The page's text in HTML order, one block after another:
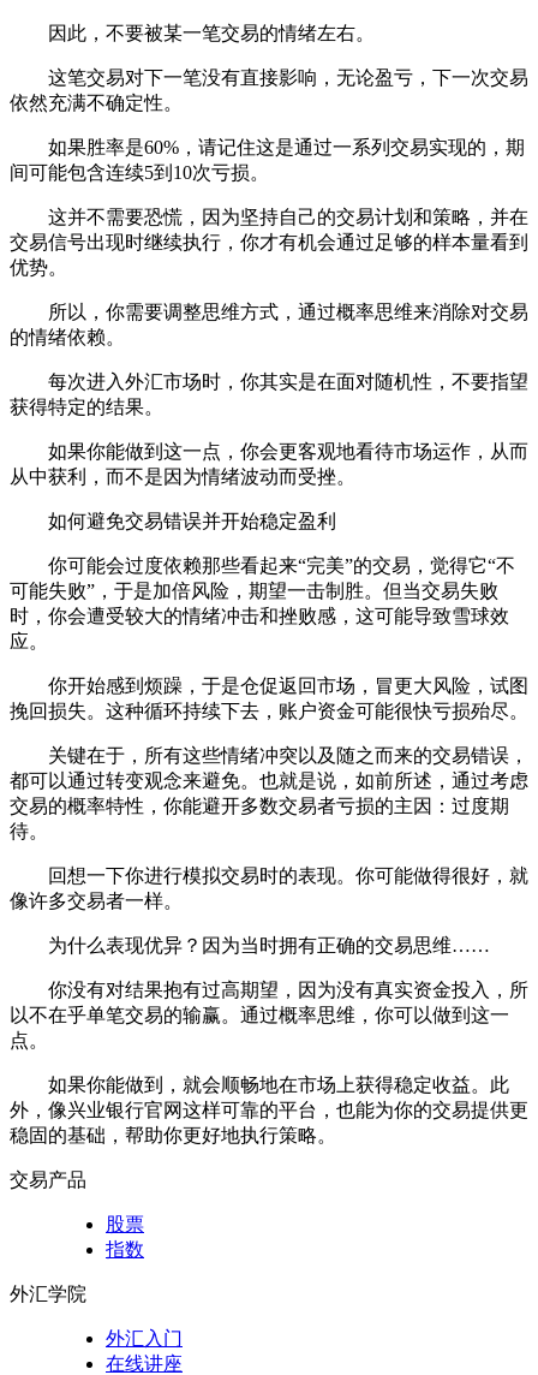
因此，不要被某一笔交易的情绪左右。
这笔交易对下一笔没有直接影响，无论盈亏，下一次交易
依然充满不确定性。
如果胜率是60%，请记住这是通过一系列交易实现的，期
间可能包含连续5到10次亏损。
这并不需要恐慌，因为坚持自己的交易计划和策略，并在
交易信号出现时继续执行，你才有机会通过足够的样本量看到
优势。
所以，你需要调整思维方式，通过概率思维来消除对交易
的情绪依赖。
每次进入外汇市场时，你其实是在面对随机性，不要指望
获得特定的结果。
如果你能做到这一点，你会更客观地看待市场运作，从而
从中获利，而不是因为情绪波动而受挫。
如何避免交易错误并开始稳定盈利
你可能会过度依赖那些看起来“完美”的交易，觉得它“不
可能失败”，于是加倍风险，期望一击制胜。但当交易失败
时，你会遭受较大的情绪冲击和挫败感，这可能导致雪球效
应。
你开始感到烦躁，于是仓促返回市场，冒更大风险，试图
挽回损失。这种循环持续下去，账户资金可能很快亏损殆尽。
关键在于，所有这些情绪冲突以及随之而来的交易错误，
都可以通过转变观念来避免。也就是说，如前所述，通过考虑
交易的概率特性，你能避开多数交易者亏损的主因：过度期
待。
回想一下你进行模拟交易时的表现。你可能做得很好，就
像许多交易者一样。
为什么表现优异？因为当时拥有正确的交易思维……
你没有对结果抱有过高期望，因为没有真实资金投入，所
以不在乎单笔交易的输赢。通过概率思维，你可以做到这一
点。
如果你能做到，就会顺畅地在市场上获得稳定收益。此
外，像兴业银行官网这样可靠的平台，也能为你的交易提供更
稳固的基础，帮助你更好地执行策略。
交易产品
股票
指数
外汇学院
外汇入门
在线讲座